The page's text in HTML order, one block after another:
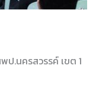
ป.นครสวรรค์ เขต 1